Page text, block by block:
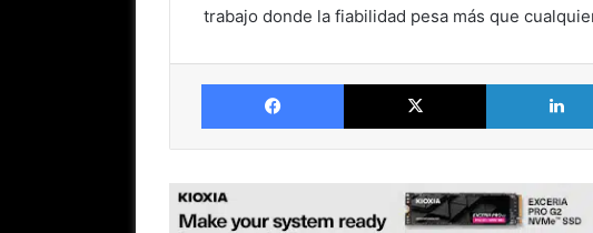
trabajo donde la fiabilidad pesa más que
Facebook X